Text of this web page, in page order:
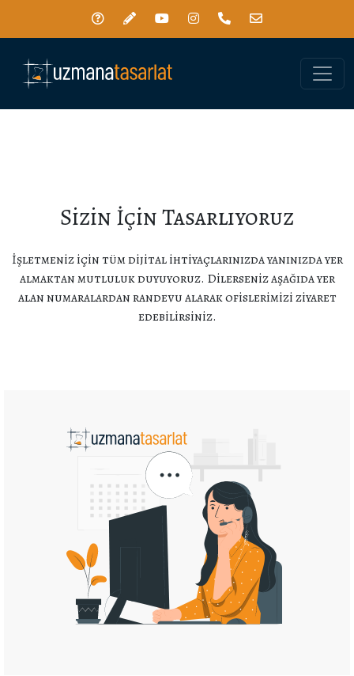
Sizin İçin Tasarlıyoruz
İşletmeniz için tüm dijital ihtiyaçlarınızda yanınızda yer
almaktan mutluluk duyuyoruz. Dilerseniz aşağıda yer
alan numaralardan randevu alarak ofislerimizi ziyaret
edebilirsiniz.